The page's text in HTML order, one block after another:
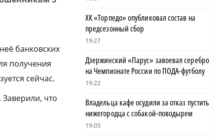
банковских
получения
сейчас.
что
ХК «Торпедо» опубликовал состав на
предсезонный сбор
19:27
Дзержинский «Парус» завоевал серебро
на Чемпионате России по ПОДА-футболу
19:22
Владельца кафе осудили за отказ пустить
нижегородца с собакой-поводырем
19:05